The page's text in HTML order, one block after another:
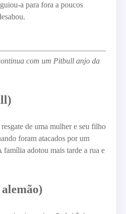
a para fora a poucos
com um Pitbull anjo da
de uma mulher e seu filho
foram atacados por um
família adotou mais tarde a rua e